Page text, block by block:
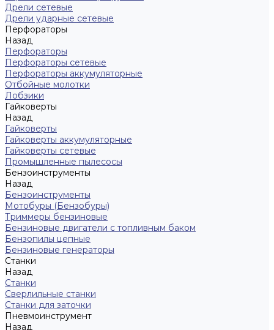
Дрели сетевые
Дрели ударные сетевые
Перфораторы
Назад
Перфораторы
Перфораторы сетевые
Перфораторы аккумуляторные
Отбойные молотки
Лобзики
Гайковерты
Назад
Гайковерты
Гайковерты аккумуляторные
Гайковерты сетевые
Промышленные пылесосы
Бензоинструменты
Назад
Бензоинструменты
Мотобуры (Бензобуры)
Триммеры бензиновые
Бензиновые двигатели с топливным баком
Бензопилы цепные
Бензиновые генераторы
Станки
Назад
Станки
Сверлильные станки
Станки для заточки
Пневмоинструмент
Назад